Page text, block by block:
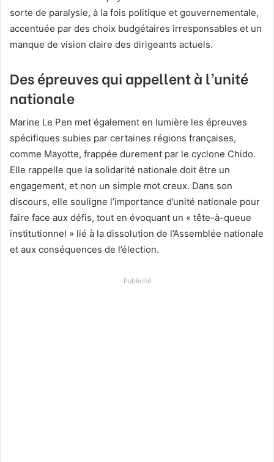
sorte de paralysie, à la fois politique et gouvernementale,
accentuée par des choix budgétaires irresponsables et un
manque de vision claire des dirigeants actuels.
Des épreuves qui appellent à l’unité
nationale
Marine Le Pen met également en lumière les épreuves
spécifiques subies par certaines régions françaises,
comme Mayotte, frappée durement par le cyclone Chido.
Elle rappelle que la solidarité nationale doit être un
engagement, et non un simple mot creux. Dans son
discours, elle souligne l’importance d’unité nationale pour
faire face aux défis, tout en évoquant un « tête-à-queue
institutionnel » lié à la dissolution de l’Assemblée nationale
et aux conséquences de l’élection.
Publicité